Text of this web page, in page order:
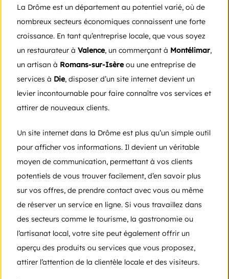
La Drôme est un département au potentiel varié, où de
nombreux secteurs économiques connaissent une forte
croissance. En tant qu’entreprise locale, que vous soyez
un restaurateur à Valence, un commerçant à Montélimar,
un artisan à Romans-sur-Isèreou une entreprise de
services à Die, disposer d’un site internet devient un
levier incontournable pour faire connaître vos services et
attirer de nouveaux clients.
Un site internet dans la Drôme est plus qu’un simple outil
pour afficher vos informations. Il devient un véritable
moyen de communication, permettant à vos clients
potentiels de vous trouver facilement, d’en savoir plus
sur vos offres, de prendre contact avec vous ou même
de réserver un service en ligne. Si vous travaillez dans
des secteurs comme le tourisme, la gastronomie ou
l’artisanat local, votre site peut également offrir un
aperçu des produits ou services que vous proposez,
attirer l’attention de la clientèle locale et des visiteurs.